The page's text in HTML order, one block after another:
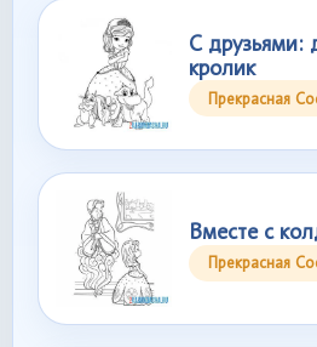
С друзьями:
кролик
Прекрасная
Вместе с
Прекрасная